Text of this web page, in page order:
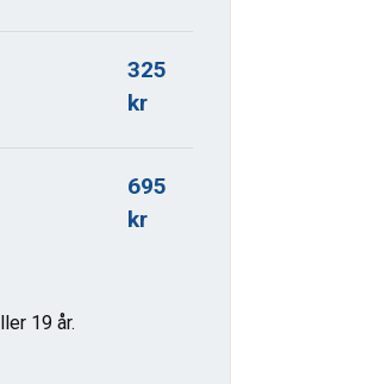
325
kr
19 år.
695
kr